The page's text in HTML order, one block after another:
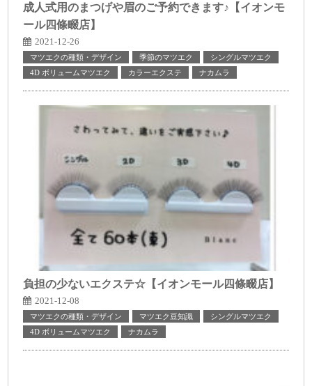
成人式用のまつげや眉のご予約できます♪【イオンモ
ール四條畷店】
2021-12-26
マツエクの種類・デザイン 季節のマツエク
シングルマツエク
4D ボリュームマツエク
カラーエクステ ナカムラ
負担の少ないエクステ☆【イオンモール四條畷店】
2021-12-08
マツエクの種類・デザイン マツエク豆知識
シングルマツエク
4D ボリュームマツエク
ナカムラ